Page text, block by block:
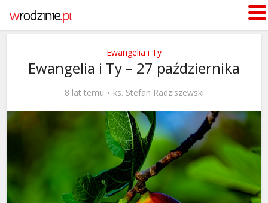
Ewangelia i Ty
Ewangelia i Ty – 27 października
8 lat temu ks. Stefan Radziszewski